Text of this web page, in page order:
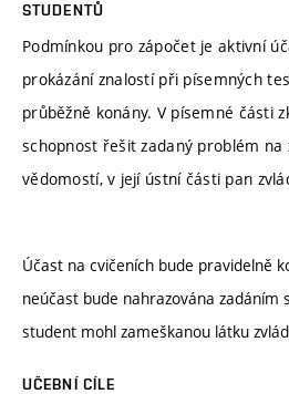
STUDENTŮ
Podmínkou pro zápočet je aktivní
prokázání znalostí při písemných
průběžně konány. V písemné části
schopnost řešit zadaný problém na
vědomostí, v její ústní části pan
Účast na cvičeních bude pravidelně
neúčast bude nahrazována
student mohl zameškanou látku
UČEBNÍ CÍLE